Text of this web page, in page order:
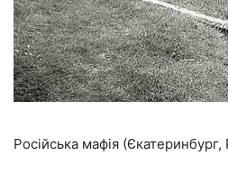
Російська мафія (Єкатеринбург,